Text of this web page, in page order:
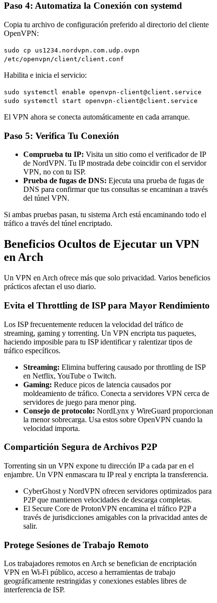
Paso 4: Automatiza la Conexión con systemd
Copia tu archivo de configuración preferido al directorio del cliente
OpenVPN:
sudo cp us1234.nordvpn.com.udp.ovpn
/etc/openvpn/client/client.conf
Habilita e inicia el servicio:
sudo systemctl enable openvpn-client@client.service
sudo systemctl start openvpn-client@client.service
El VPN ahora se conecta automáticamente en cada arranque.
Paso 5: Verifica Tu Conexión
Comprueba tu IP: Visita un sitio como el verificador de IP
de NordVPN. Tu IP mostrada debe coincidir con el servidor
VPN, no con tu ISP.
Prueba de fugas de DNS: Ejecuta una prueba de fugas de
DNS para confirmar que tus consultas se encaminan a través
del túnel VPN.
Si ambas pruebas pasan, tu sistema Arch está encaminando todo el
tráfico a través del túnel encriptado.
Beneficios Ocultos de Ejecutar un VPN
en Arch
Un VPN en Arch ofrece más que solo privacidad. Varios beneficios
prácticos afectan el uso diario.
Evita el Throttling de ISP para Mayor Rendimiento
Los ISP frecuentemente reducen la velocidad del tráfico de
streaming, gaming y torrenting. Un VPN encripta tus paquetes,
haciendo imposible para tu ISP identificar y ralentizar tipos de
tráfico específicos.
Streaming: Elimina buffering causado por throttling de ISP
en Netflix, YouTube o Twitch.
Gaming: Reduce picos de latencia causados por
moldeamiento de tráfico. Conecta a servidores VPN cerca de
servidores de juego para menor ping.
Consejo de protocolo: NordLynx y WireGuard proporcionan
la menor sobrecarga. Usa estos sobre OpenVPN cuando la
velocidad importa.
Compartición Segura de Archivos P2P
Torrenting sin un VPN expone tu dirección IP a cada par en el
enjambre. Un VPN enmascara tu IP real y encripta la transferencia.
CyberGhost y NordVPN ofrecen servidores optimizados para
P2P que mantienen velocidades de descarga completas.
El Secure Core de ProtonVPN encamina el tráfico P2P a
través de jurisdicciones amigables con la privacidad antes de
salir.
Protege Sesiones de Trabajo Remoto
Los trabajadores remotos en Arch se benefician de encriptación
VPN en Wi-Fi público, acceso a herramientas de trabajo
geográficamente restringidas y conexiones estables libres de
interferencia de ISP.